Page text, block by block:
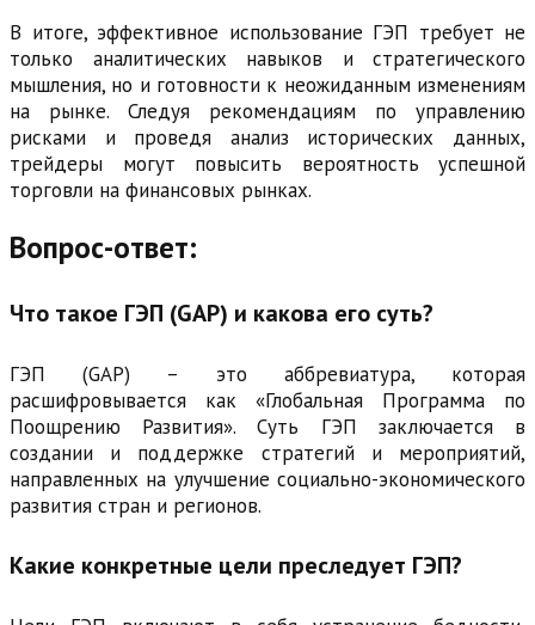
В итоге, эффективное использование ГЭП требует не
только аналитических навыков и стратегического
мышления, но и готовности к неожиданным изменениям
на рынке. Следуя рекомендациям по управлению
рисками и проведя анализ исторических данных,
трейдеры могут повысить вероятность успешной
торговли на финансовых рынках.
Вопрос-ответ:
Что такое ГЭП (GAP) и какова его суть?
ГЭП (GAP) – это аббревиатура, которая
расшифровывается как «Глобальная Программа по
Поощрению Развития». Суть ГЭП заключается в
создании и поддержке стратегий и мероприятий,
направленных на улучшение социально-экономического
развития стран и регионов.
Какие конкретные цели преследует ГЭП?